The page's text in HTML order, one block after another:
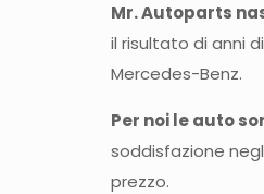
Mr. Autoparts
il risultato di anni
Mercedes-Benz.
Per noi le auto
soddisfazione
prezzo.